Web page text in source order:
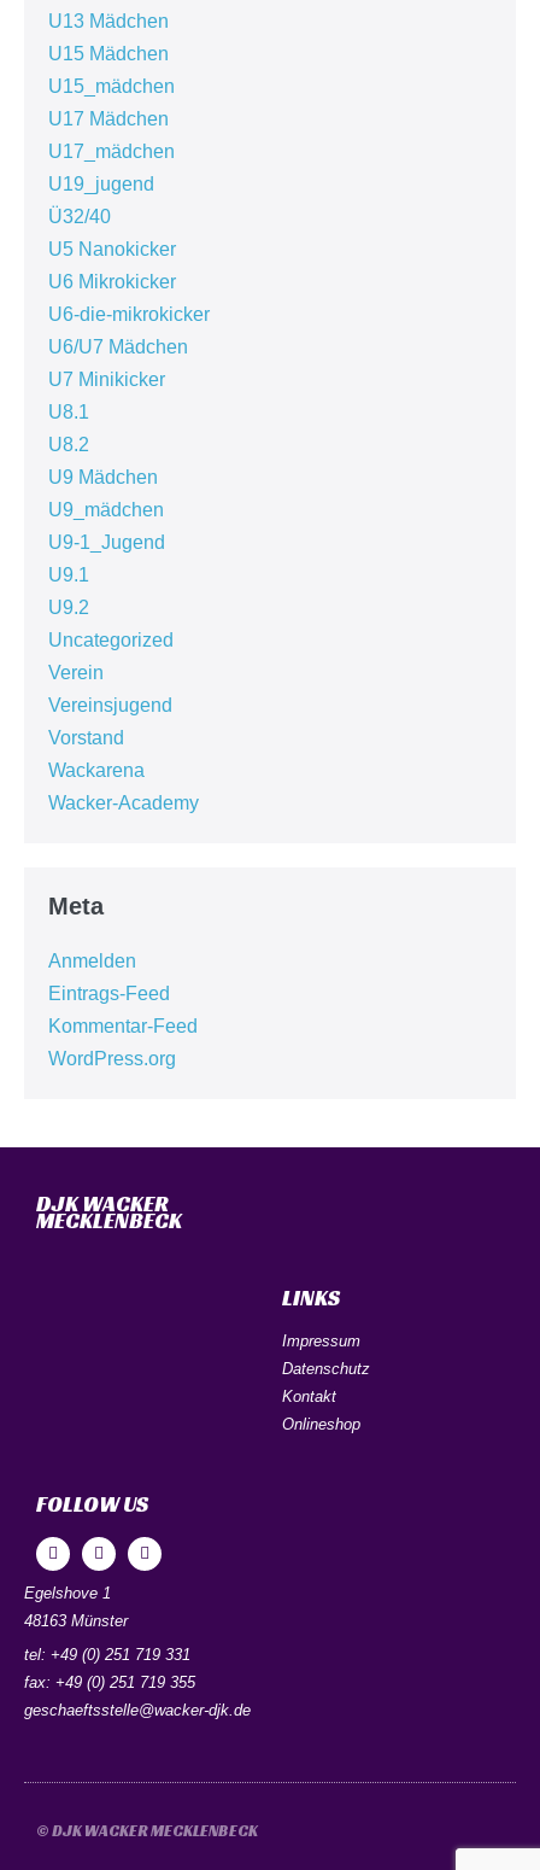
U13 Mädchen
U15 Mädchen
U15_mädchen
U17 Mädchen
U17_mädchen
U19_jugend
Ü32/40
U5 Nanokicker
U6 Mikrokicker
U6-die-mikrokicker
U6/U7 Mädchen
U7 Minikicker
U8.1
U8.2
U9 Mädchen
U9_mädchen
U9-1_Jugend
U9.1
U9.2
Uncategorized
Verein
Vereinsjugend
Vorstand
Wackarena
Wacker-Academy
Meta
Anmelden
Eintrags-Feed
Kommentar-Feed
WordPress.org
DJK WACKER
MECKLENBECK
LINKS
Impressum
Datenschutz
Kontakt
Onlineshop
FOLLOW US
Egelshove 1
48163 Münster
tel: +49 (0) 251 719 331
fax: +49 (0) 251 719 355
geschaeftsstelle@wacker-djk.de
© DJK WACKER MECKLENBECK